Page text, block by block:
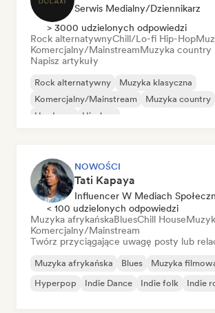
Serwis Medialny/Dziennikarz
> 3000 udzielonych odpowiedzi
Rock alternatywnyChill/Lo-fi Hip-Hop
Komercjalny/MainstreamMuzyka country
Napisz artykuły
Rock alternatywny
Muzyka klasyczna
Komercjalny/Mainstream
Muzyka country
Hardcore
Hip-hop
NOWOŚCI
Tati Kapaya
Influencer W Mediach
< 100 udzielonych odpowiedzi
Muzyka afrykańskaBluesChill House
Komercjalny/Mainstream
Twórz przyciągające uwagę posty lub
Muzyka afrykańska Blues Muzyka
Hyperpop
Indie Dance Indie folk Indie